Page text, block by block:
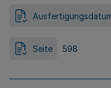
Seite 598